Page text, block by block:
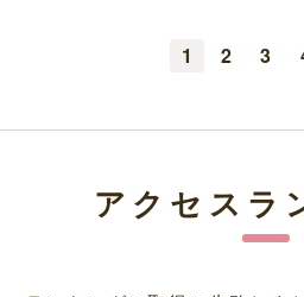
1 2 3
アクセスラ